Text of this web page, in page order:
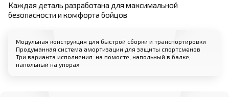
Каждая деталь разработана для максимальной
безопасности и комфорта бойцов
Модульная конструкция для быстрой сборки и транспортировки
Продуманная система амортизации для защиты спортсменов
Три варианта исполнения: на помосте, напольный в балке,
напольный на упорах